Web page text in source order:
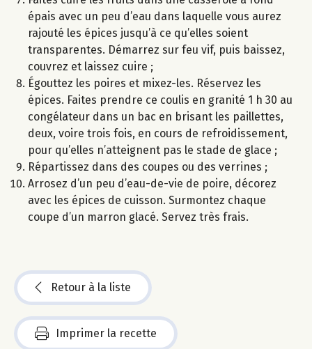
épais avec un peu d’eau dans laquelle vous aurez
rajouté les épices jusqu’à ce qu’elles soient
transparentes. Démarrez sur feu vif, puis baissez,
couvrez et laissez cuire ;
Égouttez les poires et mixez-les. Réservez les
épices. Faites prendre ce coulis en granité 1 h 30 au
congélateur dans un bac en brisant les paillettes,
deux, voire trois fois, en cours de refroidissement,
pour qu’elles n’atteignent pas le stade de glace ;
Répartissez dans des coupes ou des verrines ;
Arrosez d’un peu d’eau-de-vie de poire, décorez
avec les épices de cuisson. Surmontez chaque
coupe d’un marron glacé. Servez très frais.
Retour à la liste
Imprimer la recette